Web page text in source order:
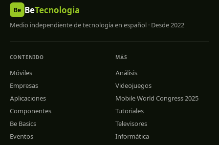
Be BeTecnologia
Medio independiente de tecnología en español · Desde 2022
CONTENIDO
Móviles
Empresas
Aplicaciones
Componentes
Be Basics
Eventos
MÁS
Análisis
Videojuegos
Mobile World Congress 2025
Tutoriales
Televisores
Informática